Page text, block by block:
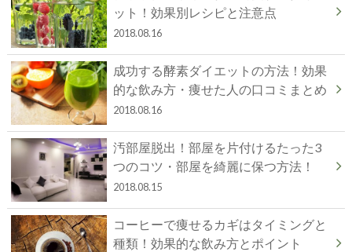
ット！効果別レシピと注意点
2018.08.16
成功する酵素ダイエットの方法！効果
的な飲み方・痩せた人の口コミまとめ
2018.08.16
汚部屋脱出！部屋を片付けるたった3
つのコツ・部屋を綺麗に保つ方法！
2018.08.15
コーヒーで痩せるカギはタイミングと
種類！効果的な飲み方とポイント